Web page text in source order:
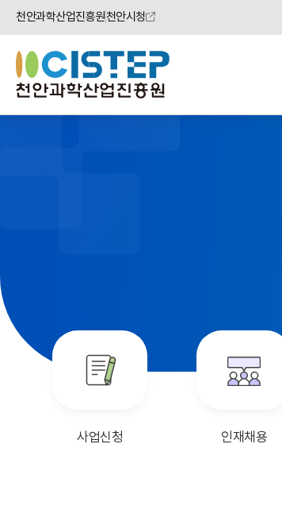
천안과학산업진흥원천안시청
사업신청 인재채용